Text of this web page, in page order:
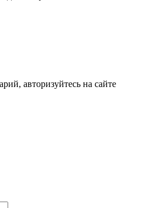
авторизуйтесь на сайте